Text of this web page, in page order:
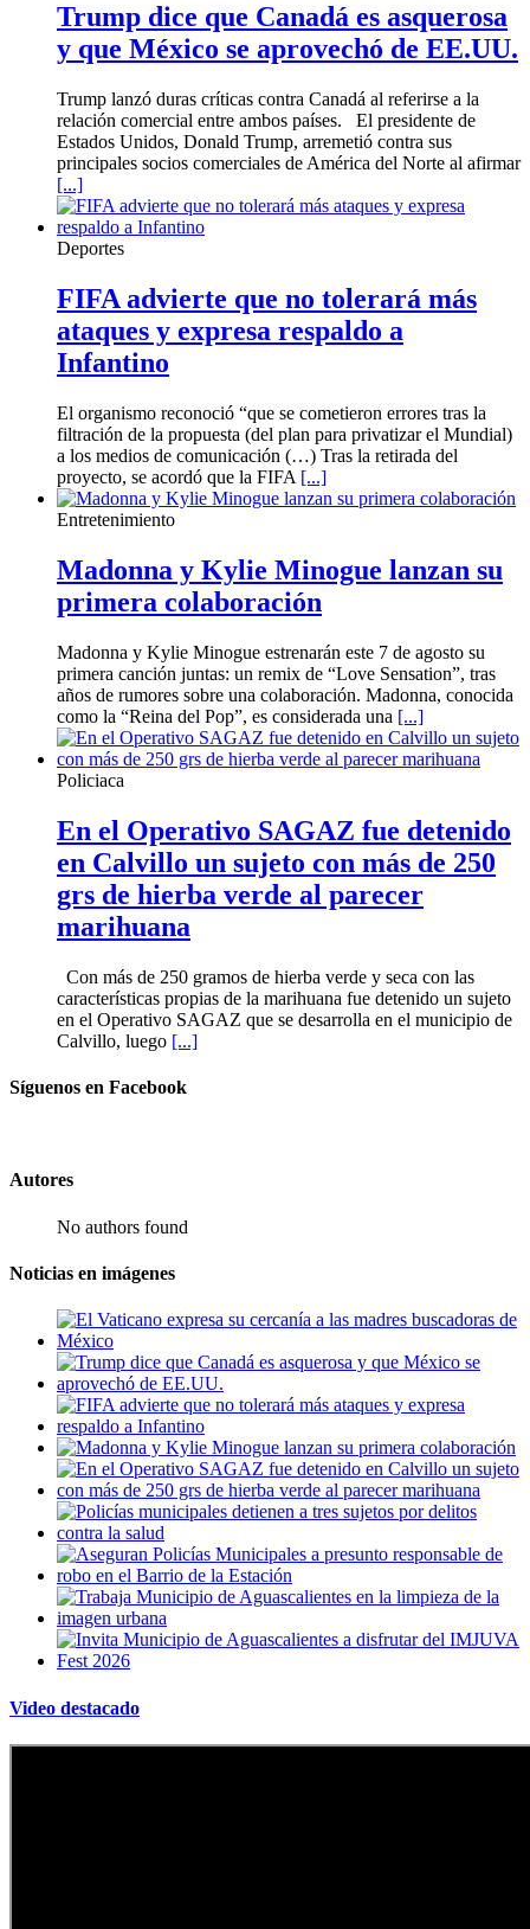
Trump dice que Canadá es asquerosa
y que México se aprovechó de EE.UU.
Trump lanzó duras críticas contra Canadá al referirse a la
relación comercial entre ambos países. El presidente de
Estados Unidos, Donald Trump, arremetió contra sus
principales socios comerciales de América del Norte al afirmar
[...]
Deportes
FIFA advierte que no tolerará más
ataques y expresa respaldo a
Infantino
El organismo reconoció “que se cometieron errores tras la
filtración de la propuesta (del plan para privatizar el Mundial)
a los medios de comunicación (…) Tras la retirada del
proyecto, se acordó que la FIFA [...]
Entretenimiento
Madonna y Kylie Minogue lanzan su
primera colaboración
Madonna y Kylie Minogue estrenarán este 7 de agosto su
primera canción juntas: un remix de “Love Sensation”, tras
años de rumores sobre una colaboración. Madonna, conocida
como la “Reina del Pop”, es considerada una [...]
Policiaca
En el Operativo SAGAZ fue detenido
en Calvillo un sujeto con más de 250
grs de hierba verde al parecer
marihuana
Con más de 250 gramos de hierba verde y seca con las
características propias de la marihuana fue detenido un sujeto
en el Operativo SAGAZ que se desarrolla en el municipio de
Calvillo, luego [...]
Síguenos en Facebook
Autores
No authors found
Noticias en imágenes
Video destacado